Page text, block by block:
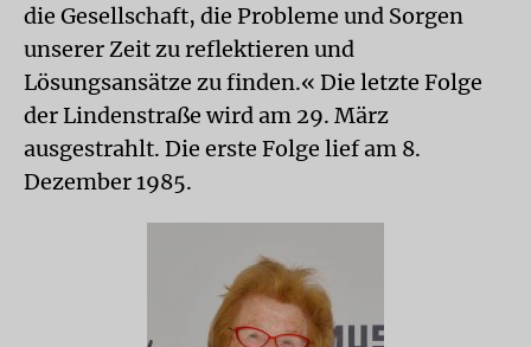
die Gesellschaft, die Probleme und Sorgen
unserer Zeit zu reflektieren und
Lösungsansätze zu finden.« Die letzte Folge
der Lindenstraße wird am 29. März
ausgestrahlt. Die erste Folge lief am 8.
Dezember 1985.